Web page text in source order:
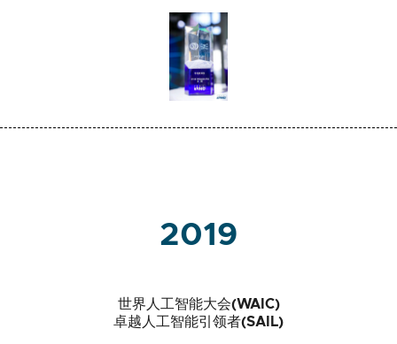
2019
世界人工智能大会(WAIC)
卓越人工智能引领者(SAIL)